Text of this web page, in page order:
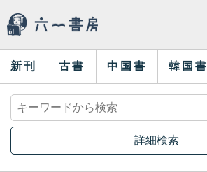
新刊 古書 中国書 韓国書
詳細検索